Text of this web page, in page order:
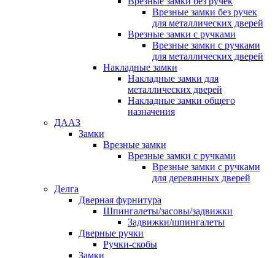
Врезные замки без ручек
для металлических дверей
Врезные замки с ручками
Врезные замки с ручками
для металлических дверей
Накладные замки
Накладные замки для
металлических дверей
Накладные замки общего
назначения
ДААЗ
Замки
Врезные замки
Врезные замки с ручками
Врезные замки с ручками
для деревянных дверей
Делга
Дверная фурнитура
Шпингалеты/засовы/задвижки
Задвижки/шпингалеты
Дверные ручки
Ручки-скобы
Замки